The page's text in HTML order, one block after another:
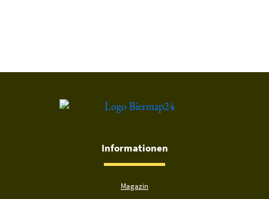
Informationen
Magazin